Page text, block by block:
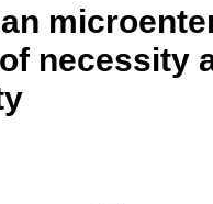
necessity